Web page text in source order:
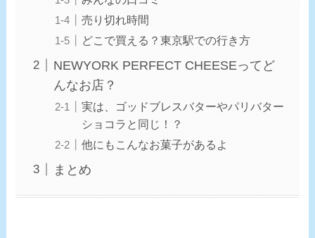
売り切れ時間
どこで買える？東京駅での行き方
NEWYORK PERFECT CHEESEってど
んなお店？
実は、ゴッドブレスバターやパリバター
ショコラと同じ！？
他にもこんなお菓子があるよ
まとめ